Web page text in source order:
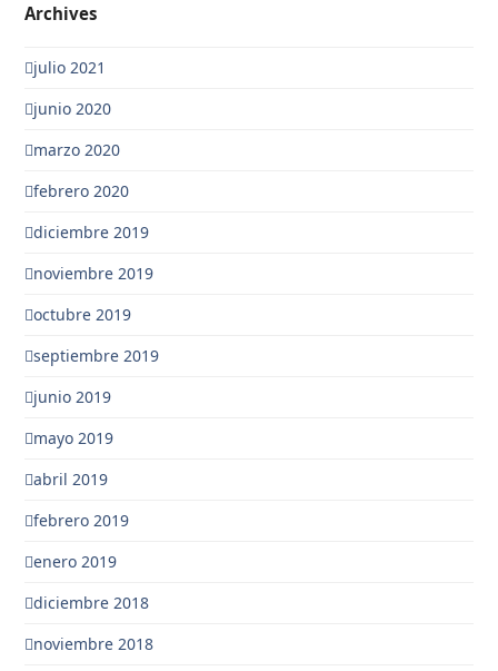
Archives
julio 2021
junio 2020
marzo 2020
febrero 2020
diciembre 2019
noviembre 2019
octubre 2019
septiembre 2019
junio 2019
mayo 2019
abril 2019
febrero 2019
enero 2019
diciembre 2018
noviembre 2018